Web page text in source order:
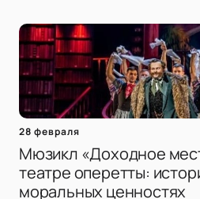
28 февраля
Мюзикл «Доходное
театре оперетты:
моральных ценностях